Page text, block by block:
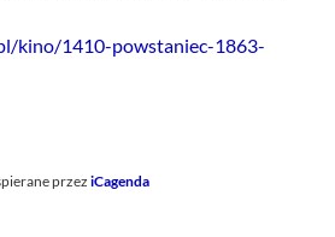
kino/1410-powstaniec-1863-
przez iCagenda